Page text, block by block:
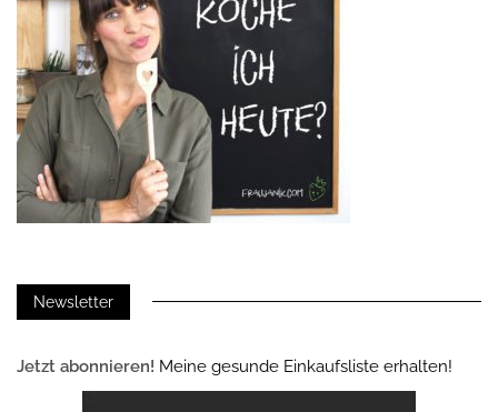
Newsletter
Jetzt abonnieren! Meine gesunde Einkaufsliste erhalten!